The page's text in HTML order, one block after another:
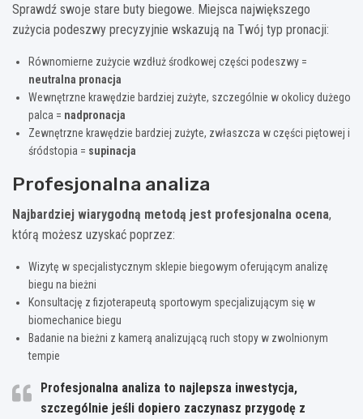
Sprawdź swoje stare buty biegowe. Miejsca największego
zużycia podeszwy precyzyjnie wskazują na Twój typ pronacji:
Równomierne zużycie wzdłuż środkowej części podeszwy =
neutralna pronacja
Wewnętrzne krawędzie bardziej zużyte, szczególnie w okolicy dużego
palca = nadpronacja
Zewnętrzne krawędzie bardziej zużyte, zwłaszcza w części piętowej i
śródstopia = supinacja
Profesjonalna analiza
Najbardziej wiarygodną metodą jest profesjonalna ocena,
którą możesz uzyskać poprzez:
Wizytę w specjalistycznym sklepie biegowym oferującym analizę
biegu na bieżni
Konsultację z fizjoterapeutą sportowym specjalizującym się w
biomechanice biegu
Badanie na bieżni z kamerą analizującą ruch stopy w zwolnionym
tempie
Profesjonalna analiza to najlepsza inwestycja,
szczególnie jeśli dopiero zaczynasz przygodę z